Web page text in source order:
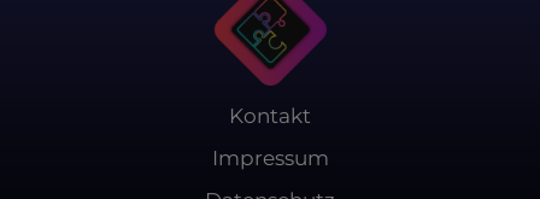
Kontakt
Impressum